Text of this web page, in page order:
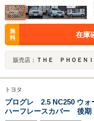
無
料
在庫
販売店： ＴＨＥ ＰＨＯＥＮ
トヨタ
プログレ 2.5 NC250 ウ
ハーフレースカバー 後